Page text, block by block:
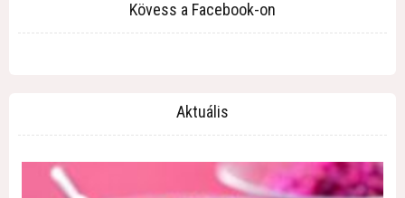
Kövess a Facebook-on
Aktuális